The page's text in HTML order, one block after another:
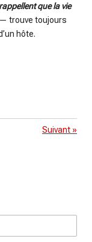
que la vie
trouve toujours
hôte.
Suivant »